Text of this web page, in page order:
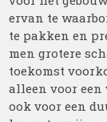
ervan te
te pakken en
men grotere
toekomst
alleen voor een
ook voor een